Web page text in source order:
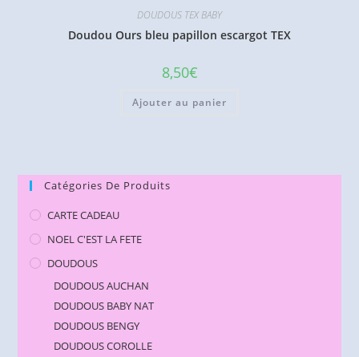
DOUDOUS TEX BABY
Doudou Ours bleu papillon escargot TEX
8,50€
Ajouter au panier
Catégories De Produits
CARTE CADEAU
NOEL C'EST LA FETE
DOUDOUS
DOUDOUS AUCHAN
DOUDOUS BABY NAT
DOUDOUS BENGY
DOUDOUS COROLLE